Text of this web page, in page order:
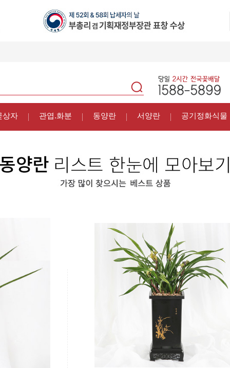
상자 관엽.화분 동양란 서양란 공기정화식물